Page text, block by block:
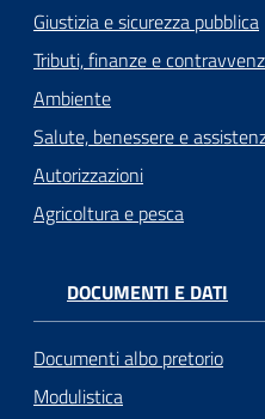
Giustizia e sicurezza pubblica
Tributi, finanze e
Ambiente
Salute, benessere e
Autorizzazioni
Agricoltura e pesca
DOCUMENTI E DATI
Documenti albo pretorio
Modulistica